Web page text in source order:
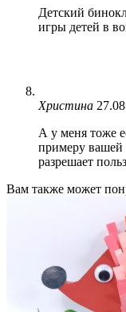
Детский
игры детей в
Христина
А у меня тоже
примеру вашей
разрешает
Вам также может